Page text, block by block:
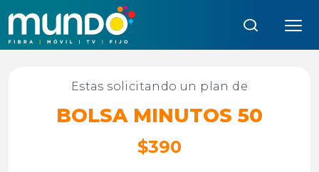
Estas solicitando un plan de
BOLSA MINUTOS 50
$390